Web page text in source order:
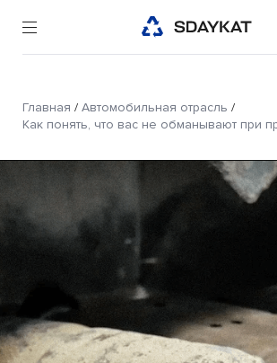
Главная / Автомобильная отрасль /
Как понять, что вас не обманывают при